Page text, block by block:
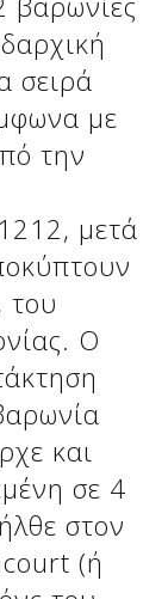
σειρά
με
την
μετά
του
Ο
και
σε 4
στον
(ή